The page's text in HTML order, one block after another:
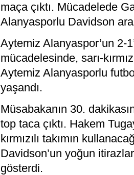
maça çıktı. Mücadelede
Alanyasporlu Davidson
Aytemiz Alanyaspor’un 2-
mücadelesinde, sarı-
Aytemiz Alanyasporlu
yaşandı.
Müsabakanın 30.
top taca çıktı. Hakem
kırmızılı takımın
Davidson’un yoğun
gösterdi.